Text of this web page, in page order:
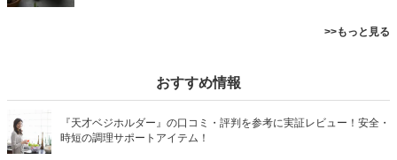
>>もっと見る
おすすめ情報
『天才ベジホルダー』の口コミ・評判を参考に実証レビュー！安全・
時短の調理サポートアイテム！